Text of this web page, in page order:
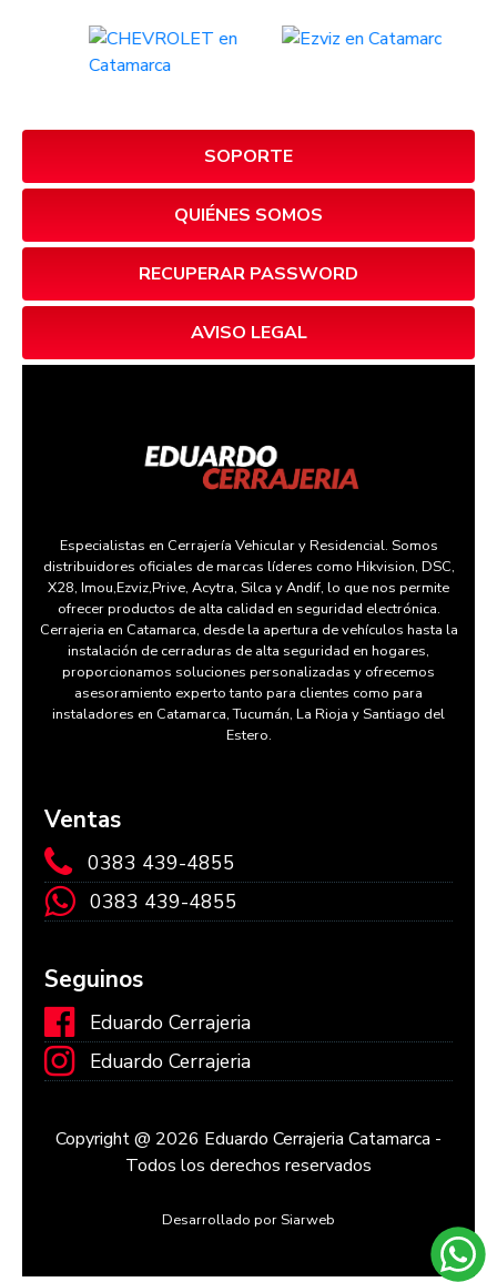
SOPORTE
QUIÉNES SOMOS
RECUPERAR PASSWORD
AVISO LEGAL
Especialistas en Cerrajería Vehicular y Residencial. Somos
distribuidores oficiales de marcas líderes como Hikvision, DSC,
X28, Imou,Ezviz,Prive, Acytra, Silca y Andif, lo que nos permite
ofrecer productos de alta calidad en seguridad electrónica.
Cerrajeria en Catamarca, desde la apertura de vehículos hasta la
instalación de cerraduras de alta seguridad en hogares,
proporcionamos soluciones personalizadas y ofrecemos
asesoramiento experto tanto para clientes como para
instaladores en Catamarca, Tucumán, La Rioja y Santiago del
Estero.
Ventas
0383 439-4855
0383 439-4855
Seguinos
Eduardo Cerrajeria
Eduardo Cerrajeria
Copyright @ 2026 Eduardo Cerrajeria Catamarca -
Todos los derechos reservados
Desarrollado por Siarweb